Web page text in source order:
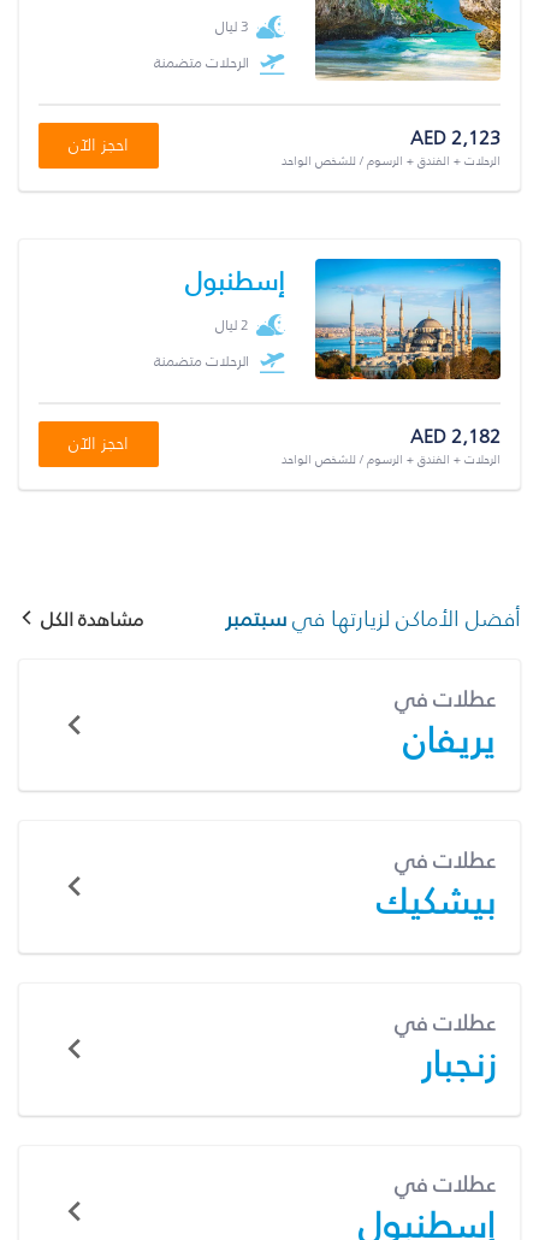
3 ليال
الرحلات متضمنة
AED 2,123
الرحلات + الفندق + الرسوم / للشخص الواحد
احجز الآن
إسطنبول
2 ليال
الرحلات متضمنة
AED 2,182
الرحلات + الفندق + الرسوم / للشخص الواحد
احجز الآن
أفضل الأماكن لزيارتها فيسبتمبر مشاهدة الكل
عطلات في
يريفان
عطلات في
بيشكيك
عطلات في
زنجبار
عطلات في
إسطنبول